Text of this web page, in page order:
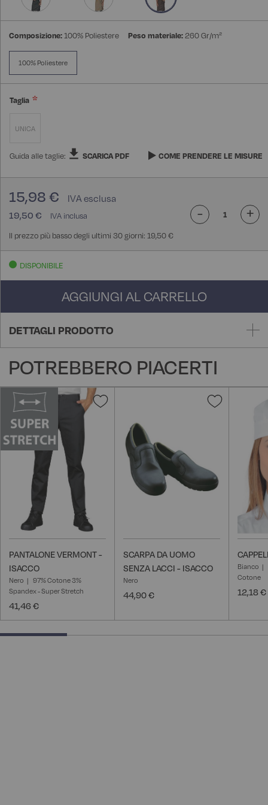
Composizione:100% Poliestere Peso materiale:260 Gr/m²
100% Poliestere
Taglia
UNICA
Guida alle taglie: SCARICA PDF COME PRENDERE LE MISURE
19,50 €
15,98 €
Il prezzo più basso degli ultimi 30 giorni: 19,50 €
- +
DISPONIBILE
AGGIUNGI AL CARRELLO
DETTAGLI PRODOTTO
POTREBBERO PIACERTI
Aggiungi
lista
desideri
PANTALONE VERMONT -
ISACCO
Nero
97% Cotone 3%
Spandex - Super Stretch
41,46 €
Aggiungi
desideri
SCARPA DA UOMO
SENZA LACCI - ISACCO
Nero
44,90 €
Bianco
Cotone
12,18 €
25% completed